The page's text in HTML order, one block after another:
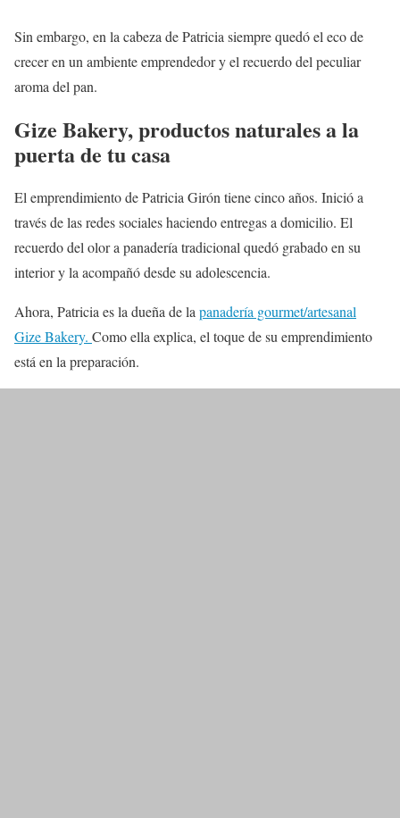
Sin embargo, en la cabeza de Patricia siempre quedó el eco de
crecer en un ambiente emprendedor y el recuerdo del peculiar
aroma del pan.
Gize Bakery, productos naturales a la
puerta de tu casa
El emprendimiento de Patricia Girón tiene cinco años. Inició a
través de las redes sociales haciendo entregas a domicilio. El
recuerdo del olor a panadería tradicional quedó grabado en su
interior y la acompañó desde su adolescencia.
Ahora, Patricia es la dueña de la panadería gourmet/artesanal
Gize Bakery. Como ella explica, el toque de su emprendimiento
está en la preparación.